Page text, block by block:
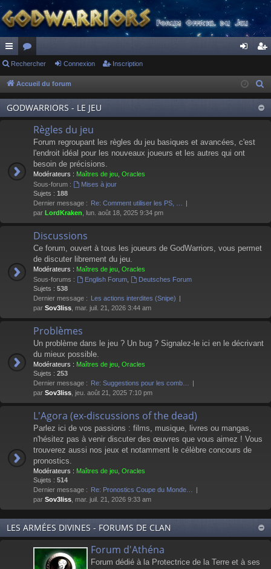
ac
co
ur
ci
or
u
m
s
ne
xi
on
cri
pti
on
Rechercher Connexion Inscription
Accueil du forum
GODWARRIORS - LE JEU
Règles du jeu
Forum regroupant les règles du jeu basiques et avancées, c'est
l'endroit idéal pour les nouveaux joueurs et les autres qui ont
besoin de précisions.
Modérateurs : Maîtres de jeu Oracles
Sous-forum :
Mises à jour
Sujets : 188
Dernier message : Re: Comment utiliser les PS, …
par LordKraken , lun. août 18, 2025 9:34 pm
Discussions
Ce forum, ouvert à tous les joueurs de GodWarriors, vous permet
de discuter librement du jeu.
Modérateurs : Maîtres de jeu Oracles
Sous-forums :
English Forum,
Deutsches Forum
Sujets : 538
Dernier message : Les actions interdites (Snipe)
par Sov3liss , mar. juil. 21, 2026 3:44 am
Problèmes
Un problème dans le jeu ? Un bug ? Signalez-le ici en le décrivant
du mieux possible.
Modérateurs : Maîtres de jeu Oracles
Sujets : 253
Dernier message : Re: Suggestions pour les comb…
par Sov3liss , jeu. août 21, 2025 7:10 pm
L'Agora (ex-discussions of the dead)
Parlez ici de vos passions : films, musique, livres ou mangas,
n'hésitez pas à venir discuter des œuvres que vous aimez ! Vous
trouverez aussi nos jeux et notamment le célèbre concours de
pronostics.
Modérateurs : Maîtres de jeu Oracles
Sujets : 514
Dernier message : Re: Pronostics Coupe du Monde…
par Sov3liss , mar. juil. 21, 2026 9:33 am
LES ARMÉES DIVINES - FORUMS DE CLAN
Forum d'Athéna
Forum dédié à la Protectrice de la Terre et à ses